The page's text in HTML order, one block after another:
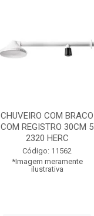
CHUVEIRO COM BRACO
COM REGISTRO 30CM 5
2320 HERC
Código: 11562
*Imagem meramente
ilustrativa